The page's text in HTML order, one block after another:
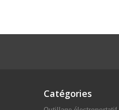
Catégories